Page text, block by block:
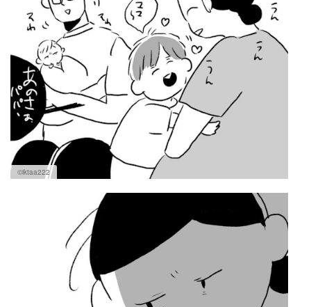
©iktaa222